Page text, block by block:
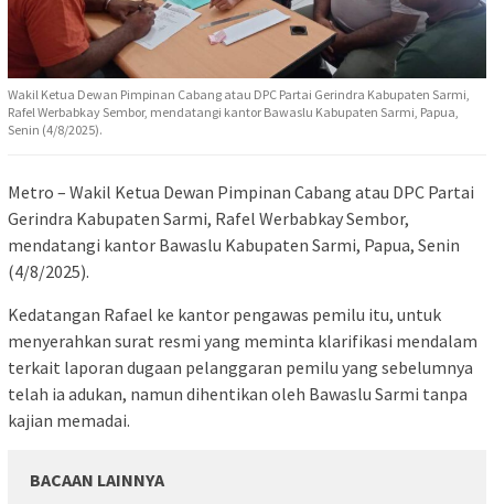
Wakil Ketua Dewan Pimpinan Cabang atau DPC Partai Gerindra Kabupaten Sarmi,
Rafel Werbabkay Sembor, mendatangi kantor Bawaslu Kabupaten Sarmi, Papua,
Senin (4/8/2025).
Metro – Wakil Ketua Dewan Pimpinan Cabang atau DPC Partai
Gerindra Kabupaten Sarmi, Rafel Werbabkay Sembor,
mendatangi kantor Bawaslu Kabupaten Sarmi, Papua, Senin
(4/8/2025).
Kedatangan Rafael ke kantor pengawas pemilu itu, untuk
menyerahkan surat resmi yang meminta klarifikasi mendalam
terkait laporan dugaan pelanggaran pemilu yang sebelumnya
telah ia adukan, namun dihentikan oleh Bawaslu Sarmi tanpa
kajian memadai.
BACAAN LAINNYA